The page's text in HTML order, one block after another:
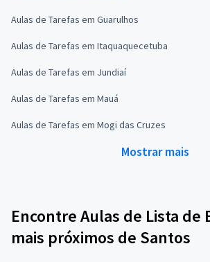
Aulas de Tarefas em Guarulhos
Aulas de Tarefas em Itaquaquecetuba
Aulas de Tarefas em Jundiaí
Aulas de Tarefas em Mauá
Aulas de Tarefas em Mogi das Cruzes
Mostrar mais
Encontre Aulas de Lista de
mais próximos de Santos